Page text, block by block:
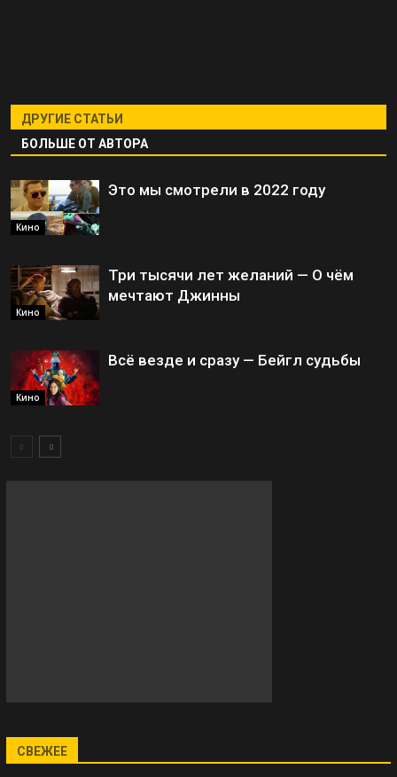
ДРУГИЕ СТАТЬИ
БОЛЬШЕ ОТ АВТОРА
Кино
Это мы смотрели в 2022 году
Кино
Три тысячи лет желаний — О чём
мечтают Джинны
Кино
Всё везде и сразу — Бейгл судьбы
СВЕЖЕЕ